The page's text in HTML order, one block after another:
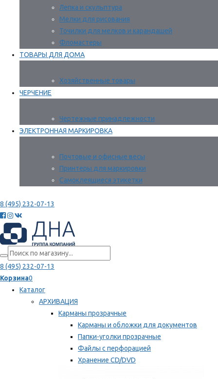
Лепка и скульптура
Мелки для рисования
Точилки для мелков и карандашей
Фломастеры
ТОВАРЫ ДЛЯ ДОМА
Хозяйственные товары
ЧЕРЧЕНИЕ
Чертежные принадлежности
ЭЛЕКТРОННАЯ МАРКИРОВКА
Почтовые и офисные весы
Принтеры для маркировки
Самоклеящиеся этикетки
8 (495) 232-07-13
8 (495) 232-07-13
Корзина0
Каталог
АРХИВАЦИЯ
Карманы прозрачные
Карманы и обложки для документов
Папки-уголки прозрачные
Файлы с перфорацией
Хранение CD/DVD